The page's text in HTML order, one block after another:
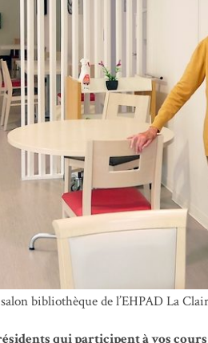
bibliothèque de l’EHPAD La
qui participent à vos cours